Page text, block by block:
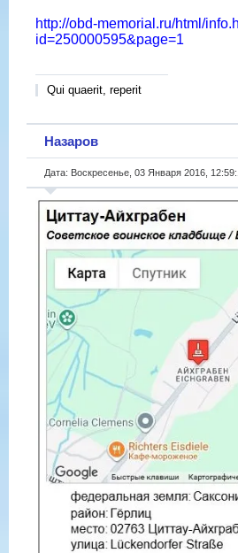
http://obd-memorial.ru/html/
id=250000595&page=1
Qui quaerit, reperit
Назаров
Дата: Воскресенье, 03 Января 2016,